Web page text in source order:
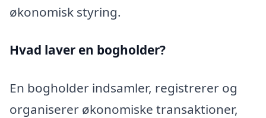
økonomisk styring.
Hvad laver en bogholder?
En bogholder indsamler, registrerer og
organiserer økonomiske transaktioner,